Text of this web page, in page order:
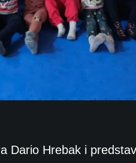
Dario Hrebak i